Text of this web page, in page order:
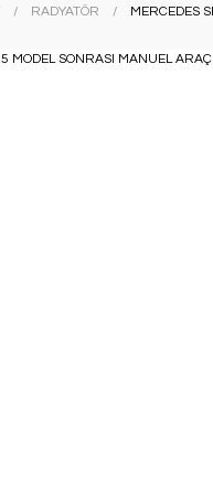
RADYATÖR MERCEDES